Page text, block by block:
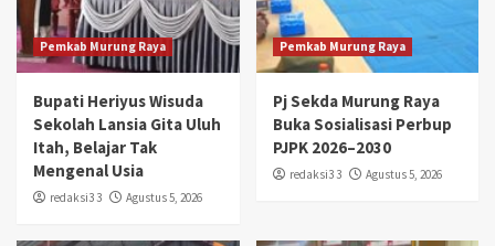
Pemkab Murung Raya
Bupati Heriyus Wisuda
Sekolah Lansia Gita Uluh
Itah, Belajar Tak
Mengenal Usia
redaksi3 3 Agustus 5, 2026
Pemkab Murung Raya
Pj Sekda Murung Raya
Buka Sosialisasi Perbup
PJPK 2026–2030
redaksi3 3 Agustus 5, 2026